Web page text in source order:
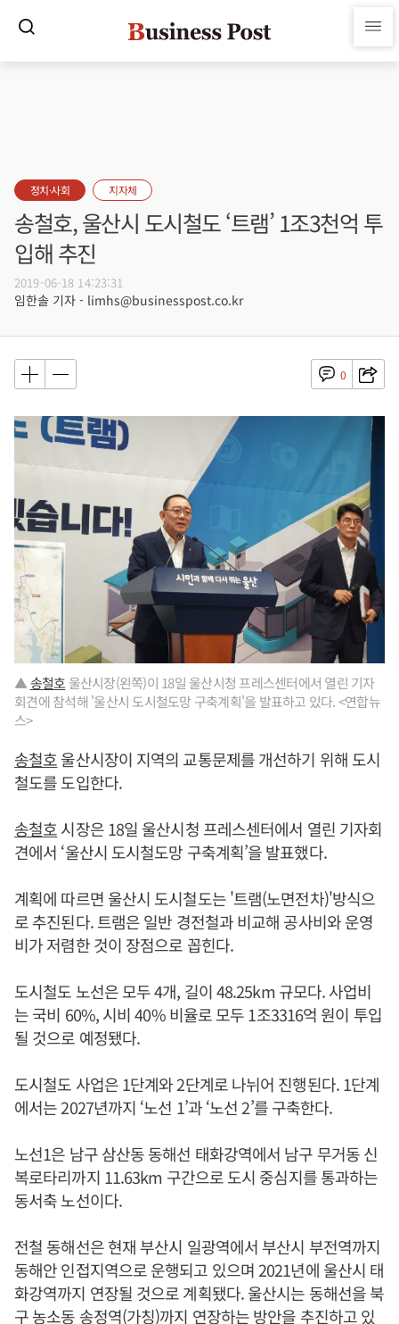
정치·사회 지자체
송철호, 울산시 도시철도 ‘트램’ 1조3천억 투
입해 추진
2019-06-18 14:23:31
임한솔 기자 - limhs@businesspost.co.kr
0
▲송철호 울산시장(왼쪽)이 18일 울산시청 프레스센터에서 열린 기자
회견에 참석해 '울산시 도시철도망 구축계획'을 발표하고 있다. <연합뉴
스>
송철호울산시장이 지역의 교통문제를 개선하기 위해 도시
철도를 도입한다.
송철호시장은 18일 울산시청 프레스센터에서 열린 기자회
견에서 ‘울산시 도시철도망 구축계획’을 발표했다.
계획에 따르면 울산시 도시철도는 '트램(노면전차)'방식으
로 추진된다. 트램은 일반 경전철과 비교해 공사비와 운영
비가 저렴한 것이 장점으로 꼽힌다.
도시철도 노선은 모두 4개, 길이 48.25km 규모다. 사업비
는 국비 60%, 시비 40% 비율로 모두 1조3316억 원이 투입
될 것으로 예정됐다.
도시철도 사업은 1단계와 2단계로 나뉘어 진행된다. 1단계
에서는 2027년까지 ‘노선 1’과 ‘노선 2’를 구축한다.
노선1은 남구 삼산동 동해선 태화강역에서 남구 무거동 신
복로타리까지 11.63km 구간으로 도시 중심지를 통과하는
동서축 노선이다.
전철 동해선은 현재 부산시 일광역에서 부산시 부전역까지
동해안 인접지역으로 운행되고 있으며 2021년에 울산시 태
화강역까지 연장될 것으로 계획됐다. 울산시는 동해선을 북
구 농소동 송정역(가칭)까지 연장하는 방안을 추진하고 있